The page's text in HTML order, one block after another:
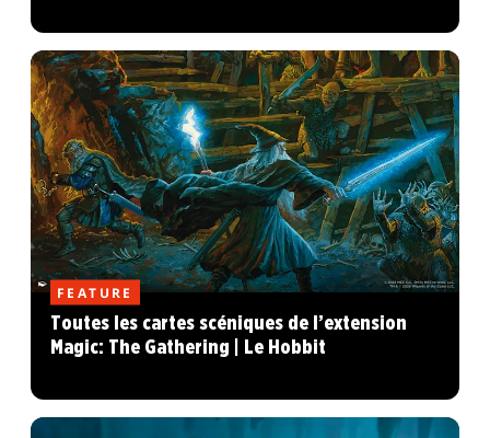
FEATURE
Toutes les cartes scéniques de l’extension
Magic: The Gathering | Le Hobbit